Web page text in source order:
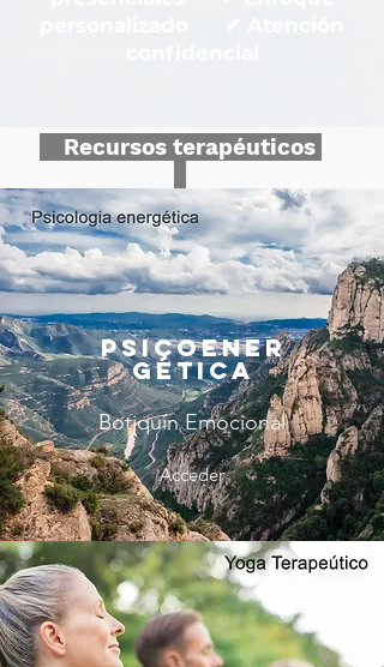
Recursos terapéuticos
Psicoener
gética
Botiquín Emocional
Acceder